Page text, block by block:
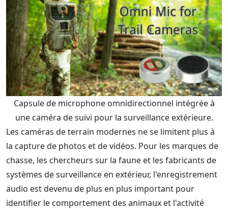
Capsule de microphone omnidirectionnel intégrée à
une caméra de suivi pour la surveillance extérieure.
Les caméras de terrain modernes ne se limitent plus à
la capture de photos et de vidéos. Pour les marques de
chasse, les chercheurs sur la faune et les fabricants de
systèmes de surveillance en extérieur, l'enregistrement
audio est devenu de plus en plus important pour
identifier le comportement des animaux et l'activité